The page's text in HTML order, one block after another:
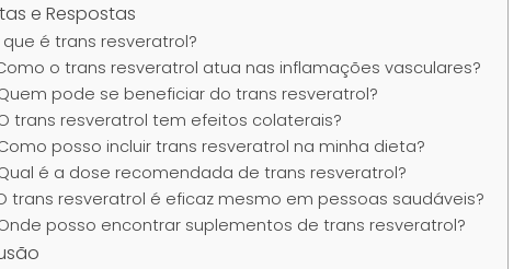
e Respostas
que é trans resveratrol?
o trans resveratrol atua nas inflamações vasculares?
pode se beneficiar do trans resveratrol?
trans resveratrol tem efeitos colaterais?
posso incluir trans resveratrol na minha dieta?
é a dose recomendada de trans resveratrol?
trans resveratrol é eficaz mesmo em pessoas saudáveis?
posso encontrar suplementos de trans resveratrol?